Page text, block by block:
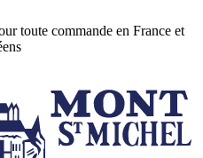
toute commande en France et